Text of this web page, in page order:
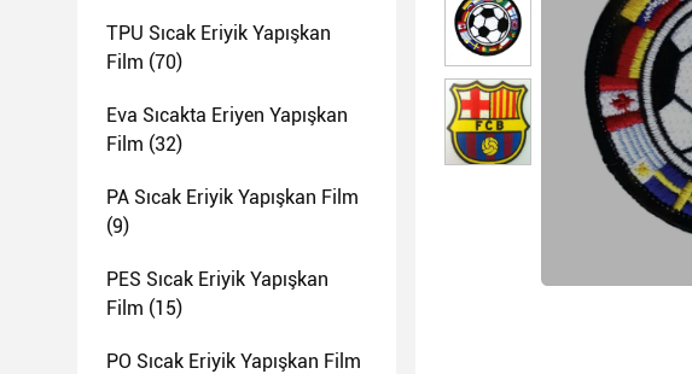
TPU Sıcak Eriyik Yapışkan
Film (70)
Eva Sıcakta Eriyen Yapışkan
Film (32)
PA Sıcak Eriyik Yapışkan Film
(9)
PES Sıcak Eriyik Yapışkan
Film (15)
PO Sıcak Eriyik Yapışkan Film